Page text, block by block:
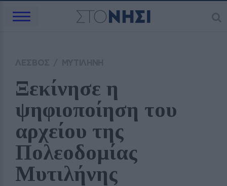
Ξεκίνησε η
ψηφιοποίηση του
αρχείου της
Πολεοδομίας
Μυτιλήνης